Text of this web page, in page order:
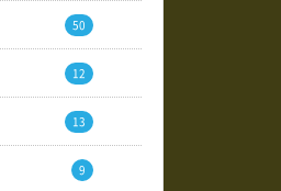
50
12
13
9